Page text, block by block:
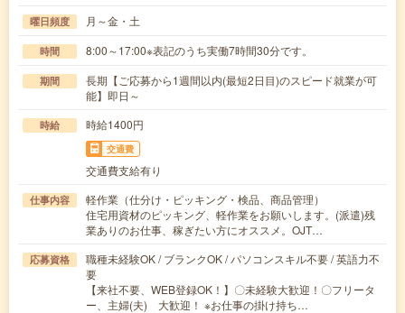
曜日頻度 月～金・土
時間 8:00～17:00※表記のうち実働7時間30分です。
期間
長期【ご応募から1週間以内(最短2日目)のスピード就業が可
能】即日～
時給 時給1400円
交通費
交通費支給有り
仕事内容
軽作業（仕分け・ピッキング・検品、商品管理）
住宅用資材のピッキング、軽作業をお願いします。(派遣)残
業ありのお仕事、稼ぎたい方にオススメ。OJT…
応募資格
職種未経験OK / ブランクOK / パソコンスキル不要 / 英語力不
要
【来社不要、WEB登録OK！】〇未経験大歓迎！〇フリータ
ー、主婦(夫) 大歓迎！ ※お仕事の掛け持ち…